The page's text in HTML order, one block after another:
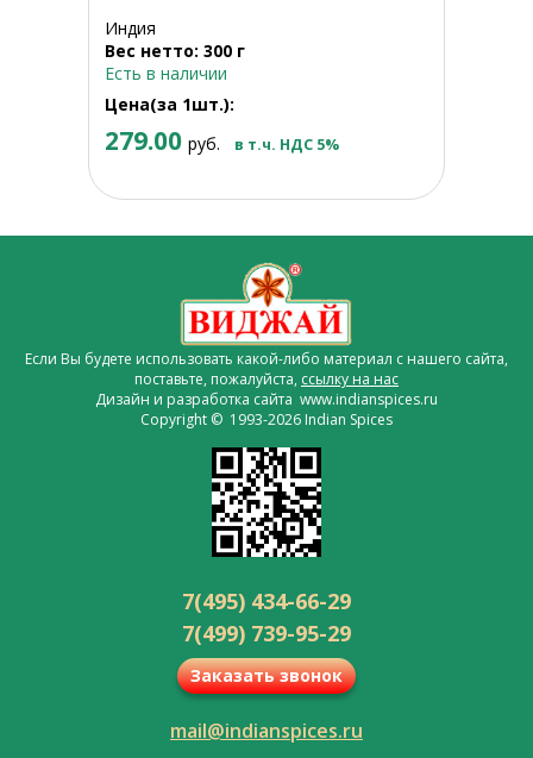
Индия
Вес нетто: 300 г
Есть в наличии
Цена(за 1шт.):
279.00 руб. в т.ч. НДС 5%
Если Вы будете использовать какой-либо материал с нашего сайта,
поставьте, пожалуйста, ссылку на нас
Дизайн и разработка сайта www.indianspices.ru
Copyright © 1993-2026 Indian Spices
7(495) 434-66-29
7(499) 739-95-29
Заказать звонок
mail@indianspices.ru